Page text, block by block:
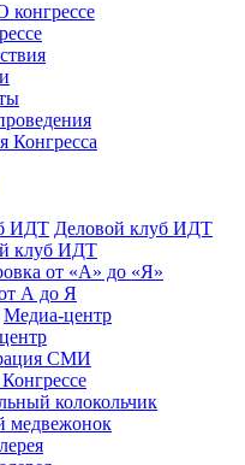
конгрессе
Конгресса
ИДТ Деловой клуб ИДТ
клуб ИДТ
от «А» до «Я»
А до Я
Медиа-центр
СМИ
колокольчик
медвежонок